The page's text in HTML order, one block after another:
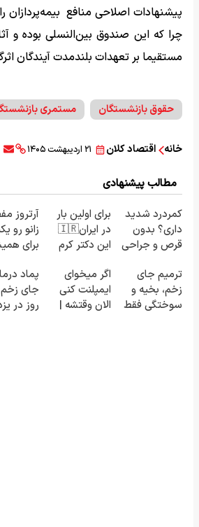
پیشنهادات اصلاحی منافع
چرا که این صندوق بین‌النسلی بوده و
مستقیما بر تعهدات بلندمدت آیندگان
حقوق بازنشستگان مستمری
خانه اقتصاد کلان ۲۱ اردیبهشت ۱۴۰۵
مطالب پیشنهادی
کمردرد شدید
داری؟ بدون
قرص و جراحی
◗پرسش‌نامه◖
برای اولین بار
در ایران🇮🇷
این دکتر کرم
23 روزه
ساخت!
آرتروز
زانو رو
برای
ترمیم جای
زخم، بخیه و
سوختگی فقط
اگر میخوای
ایمپلنت کنی
الان وقتشه |
پماد
روز در